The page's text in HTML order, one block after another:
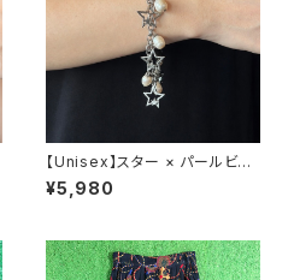
【Unisex】スター × パールビー
ズ チャーム チェーン ブレスレッ
ト / 古着 アクセサリー N1109
¥5,980